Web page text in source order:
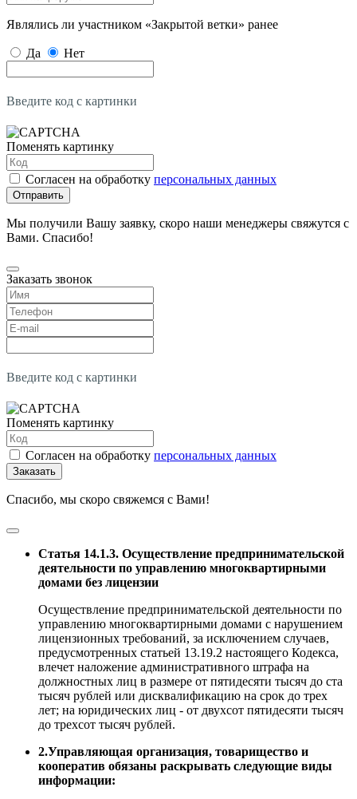
Являлись ли участником «Закрытой ветки» ранее
Да Нет
Введите код с картинки
Поменять картинку
Согласен на обработку персональных данных
Отправить
Мы получили Вашу заявку, скоро наши менеджеры свяжутся с
Вами. Спасибо!
Заказать звонок
Введите код с картинки
Поменять картинку
Согласен на обработку персональных данных
Заказать
Спасибо, мы скоро свяжемся с Вами!
Статья 14.1.3. Осуществление предпринимательской
деятельности по управлению многоквартирными
домами без лицензии
Осуществление предпринимательской деятельности по
управлению многоквартирными домами с нарушением
лицензионных требований, за исключением случаев,
предусмотренных статьей 13.19.2 настоящего Кодекса,
влечет наложение административного штрафа на
должностных лиц в размере от пятидесяти тысяч до ста
тысяч рублей или дисквалификацию на срок до трех
лет; на юридических лиц - от двухсот пятидесяти тысяч
до трехсот тысяч рублей.
2.Управляющая организация, товарищество и
кооператив обязаны раскрывать следующие виды
информации: